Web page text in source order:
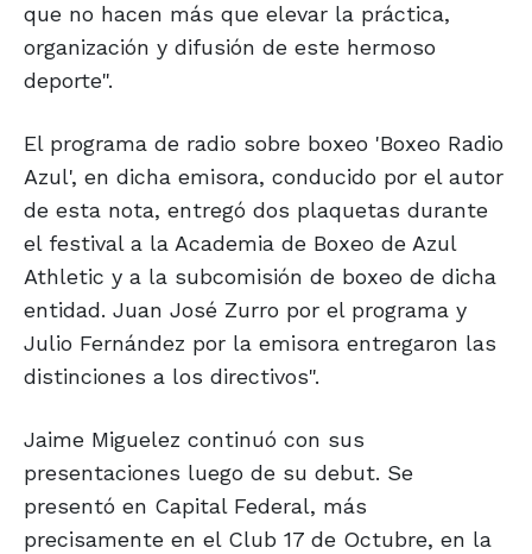
que no hacen más que elevar la práctica,
organización y difusión de este hermoso
deporte".
El programa de radio sobre boxeo 'Boxeo Radio
Azul', en dicha emisora, conducido por el autor
de esta nota, entregó dos plaquetas durante
el festival a la Academia de Boxeo de Azul
Athletic y a la subcomisión de boxeo de dicha
entidad. Juan José Zurro por el programa y
Julio Fernández por la emisora entregaron las
distinciones a los directivos".
Jaime Miguelez continuó con sus
presentaciones luego de su debut. Se
presentó en Capital Federal, más
precisamente en el Club 17 de Octubre, en la